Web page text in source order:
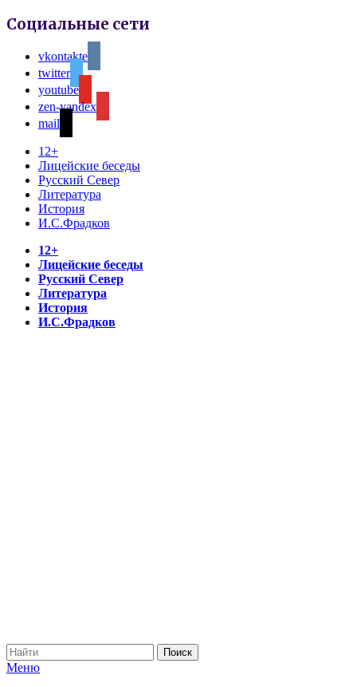
Социальные сети
vkontakte
twitter
youtube
zen-yandex
mail
12+
Лицейские беседы
Русский Север
Литература
История
И.С.Фрадков
12+
Лицейские беседы
Русский Север
Литература
История
И.С.Фрадков
Меню